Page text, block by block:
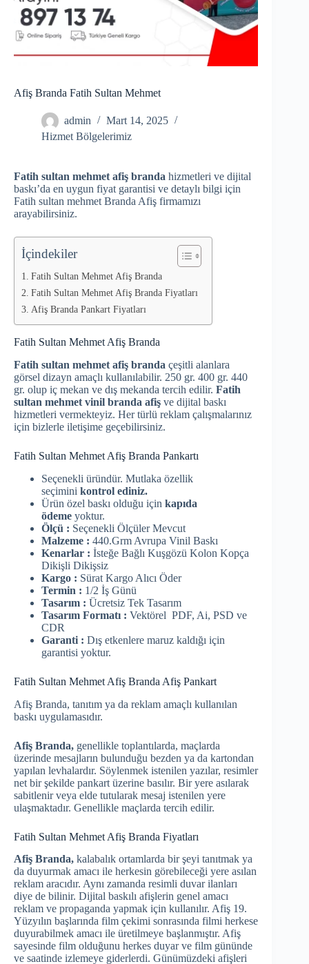
Afiş Branda Fatih Sultan Mehmet
admin
Mart 14, 2025
Hizmet Bölgelerimiz
Fatih sultan mehmet afiş branda hizmetleri ve dijital
baskı’da en uygun fiyat garantisi ve detaylı bilgi için
Fatih sultan mehmet Branda Afiş firmamızı
arayabilirsiniz.
İçindekiler
Fatih Sultan Mehmet Afiş Branda
Fatih Sultan Mehmet Afiş Branda Fiyatları
Afiş Branda Pankart Fiyatları
Fatih Sultan Mehmet Afiş Branda
Fatih sultan mehmet afiş branda çeşitli alanlara
görsel dizayn amaçlı kullanılabilir. 250 gr. 400 gr. 440
gr. olup iç mekan ve dış mekanda tercih edilir. Fatih
sultan mehmet vinil branda afiş ve dijital baskı
hizmetleri vermekteyiz. Her türlü reklam çalışmalarınız
için bizlerle iletişime geçebilirsiniz.
Fatih Sultan Mehmet Afiş Branda Pankartı
Seçenekli üründür. Mutlaka özellik
seçimini kontrol ediniz.
Ürün özel baskı olduğu için kapıda
ödeme yoktur.
Ölçü : Seçenekli Ölçüler Mevcut
Malzeme : 440.Grm Avrupa Vinil Baskı
Kenarlar : İsteğe Bağlı Kuşgözü Kolon Kopça
Dikişli Dikişsiz
Kargo : Sürat Kargo Alıcı Öder
Termin : 1/2 İş Günü
Tasarım : Ücretsiz Tek Tasarım
Tasarım Formatı : Vektörel PDF, Ai, PSD ve
CDR
Garanti : Dış etkenlere maruz kaldığı için
garantisi yoktur.
Fatih Sultan Mehmet Afiş Branda Afiş Pankart
Afiş Branda, tanıtım ya da reklam amaçlı kullanılan
baskı uygulamasıdır.
Afiş Branda, genellikle toplantılarda, maçlarda
üzerinde mesajların bulunduğu bezden ya da kartondan
yapılan levhalardır. Söylenmek istenilen yazılar, resimler
net bir şekilde pankart üzerine basılır. Bir yere asılarak
sabitlenir veya elde tutularak mesaj istenilen yere
ulaşmaktadır. Genellikle maçlarda tercih edilir.
Fatih Sultan Mehmet Afiş Branda Fiyatları
Afiş Branda, kalabalık ortamlarda bir şeyi tanıtmak ya
da duyurmak amacı ile herkesin görebileceği yere asılan
reklam aracıdır. Aynı zamanda resimli duvar ilanları
diye de bilinir. Dijital baskılı afişlerin genel amacı
reklam ve propaganda yapmak için kullanılır. Afiş 19.
Yüzyılın başlarında film çekimi sonrasında filmi herkese
duyurabilmek amacı ile üretilmeye başlanmıştır. Afiş
sayesinde film olduğunu herkes duyar ve film gününde
ve saatinde izlemeye giderlerdi. Günümüzdeki afişleri